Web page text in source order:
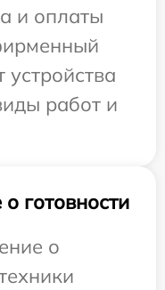
и оплаты
работ и
готовности
о